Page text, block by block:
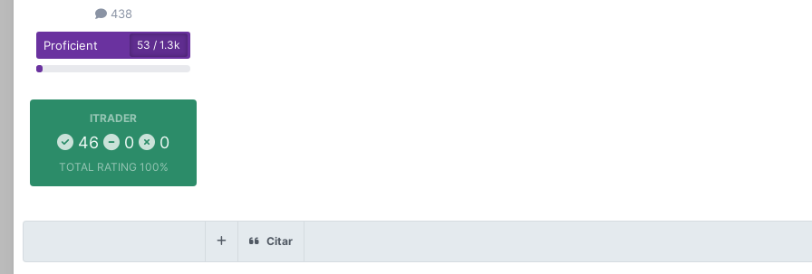
438
Proficient 53 / 1.3k
ITRADER
46 0 0
TOTAL RATING 100%
Citar